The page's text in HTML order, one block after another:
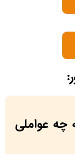
چه عواملی